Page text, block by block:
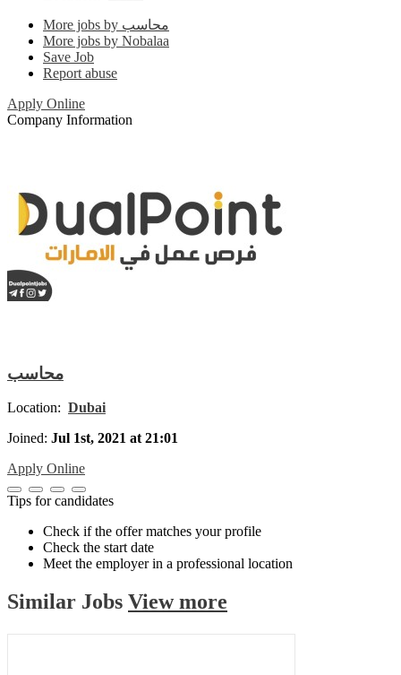
More jobs by محاسب
More jobs by Nobalaa
Save Job
Report abuse
Apply Online
Company Information
محاسب
Location: Dubai
Joined: Jul 1st, 2021 at 21:01
Apply Online
Tips for candidates
Check if the offer matches your profile
Check the start date
Meet the employer in a professional location
Similar Jobs View more